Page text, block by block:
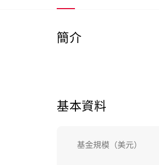
簡介
基本資料
基金規模（美元）